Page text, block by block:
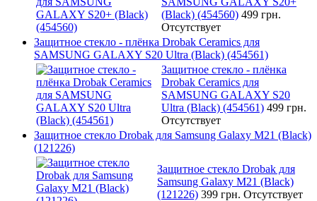
(Black) (454560) 499 грн.
Отсутствует
Защитное стекло - плёнка Drobak Ceramics для
SAMSUNG GALAXY S20 Ultra (Black) (454561)
Защитное стекло - плёнка
Drobak Ceramics для
SAMSUNG GALAXY S20
Ultra (Black) (454561) 499 грн.
Отсутствует
Защитное стекло Drobak для Samsung Galaxy М21 (Black)
(121226)
Защитное стекло Drobak для
Samsung Galaxy М21 (Black)
(121226) 399 грн. Отсутствует